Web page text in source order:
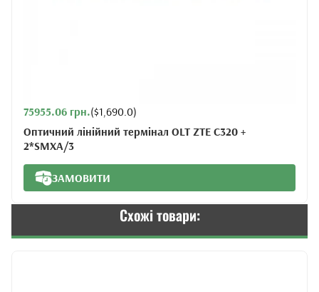
75955.06 грн.($1,690.0)
Оптичний лінійний термінал OLT ZTE C320 +
2*SMXA/3
ЗАМОВИТИ
Схожі товари: